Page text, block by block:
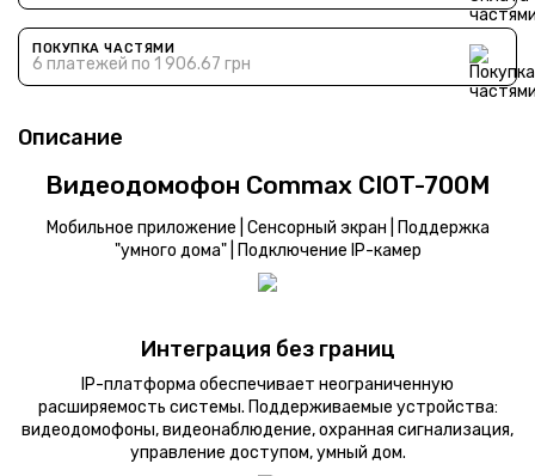
ПОКУПКА ЧАСТЯМИ
6 платежей по 1 906.67 грн
Описание
Видеодомофон Commax CIOT-700M
Мобильное приложение | Сенсорный экран | Поддержка
"умного дома" | Подключение IP-камер
Интеграция без границ
IP-платформа обеспечивает неограниченную
расширяемость системы. Поддерживаемые устройства:
видеодомофоны, видеонаблюдение, охранная сигнализация,
управление доступом, умный дом.